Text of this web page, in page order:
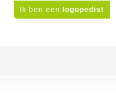
Ik ben een logopedist